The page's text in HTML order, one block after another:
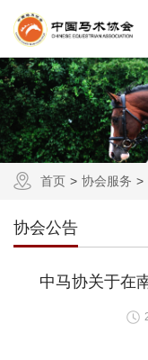
首页 协会服务
协会公告
中马协关于在